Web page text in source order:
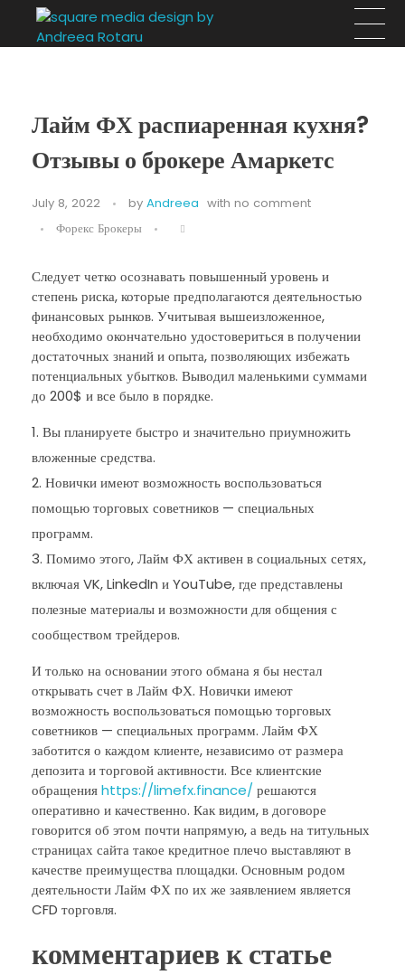
Лайм ФХ распиаренная кухня?
Отзывы о брокере Амаркетс
July 8, 2022 by Andreea with no comment
Форекс Брокеры
Следует четко осознавать повышенный уровень и
степень риска, которые предполагаются деятельностью
финансовых рынков. Учитывая вышеизложенное,
необходимо окончательно удостовериться в получении
достаточных знаний и опыта, позволяющих избежать
потенциальных убытков. Выводил маленькими суммами
до 200$ и все было в порядке.
Вы планируете быстро и значительно приумножить
вложенные средства.
Новички имеют возможность воспользоваться
помощью торговых советников — специальных
программ.
Помимо этого, Лайм ФХ активен в социальных сетях,
включая VK, LinkedIn и YouTube, где представлены
полезные материалы и возможности для общения с
сообществом трейдеров.
И только на основании этого обмана я бы нестал
открывать счет в Лайм ФХ. Новички имеют
возможность воспользоваться помощью торговых
советников — специальных программ. Лайм ФХ
заботится о каждом клиенте, независимо от размера
депозита и торговой активности. Все клиентские
обращенияhttps://limefx.finance/решаются
оперативно и качественно. Как видим, в договоре
говорится об этом почти напрямую, а ведь на титульных
страницах сайта такое кредитное плечо выставляют в
качестве преимущества площадки. Основным родом
деятельности Лайм ФХ по их же заявлением является
CFD торговля.
комментариев к статье